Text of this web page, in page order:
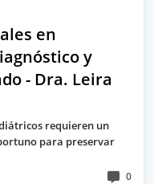
en
y
- Dra. Leira
requieren un
para preservar
0